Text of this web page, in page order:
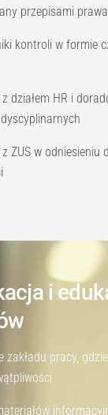
przepisami prawa
kontroli w formie
działem HR i
ZUS w odniesieniu
i
zakładu pracy,